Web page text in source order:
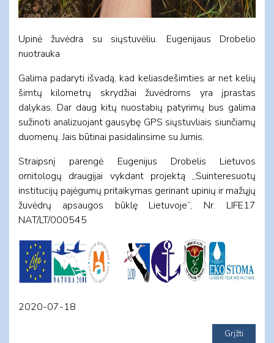
Upinė žuvėdra su siųstuvėliu. Eugenijaus Drobelio
nuotrauka
Galima padaryti išvadą, kad keliasdešimties ar net kelių
šimtų kilometrų skrydžiai žuvėdroms yra įprastas
dalykas. Dar daug kitų nuostabių patyrimų bus galima
sužinoti analizuojant gausybę GPS siųstuvliais siunčiamų
duomenų. Jais būtinai pasidalinsime su Jumis.
Straipsnį parengė Eugenijus Drobelis Lietuvos
ornitologų draugijai vykdant projektą „Suinteresuotų
institucijų pajėgumų pritaikymas gerinant upinių ir mažųjų
žuvėdrų apsaugos būklę Lietuvoje“, Nr. LIFE17
NAT/LT/000545
2020-07-18